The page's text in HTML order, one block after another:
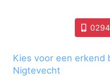
Kies voor een erkend
Nigtevecht